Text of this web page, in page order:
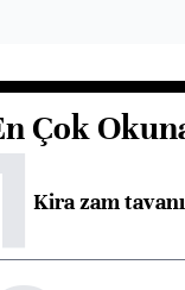
Çok
Kira zam